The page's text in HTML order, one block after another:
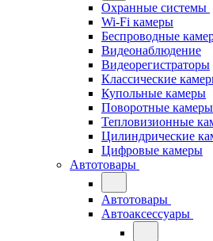
Охранные системы
Wi-Fi камеры
Беспроводные
Видеонаблюдение
Видеорегистраторы
Классические
Купольные камеры
Поворотные камеры
Тепловизионные
Цилиндрические
Цифровые камеры
Автотовары
Автотовары
Автоаксессуары